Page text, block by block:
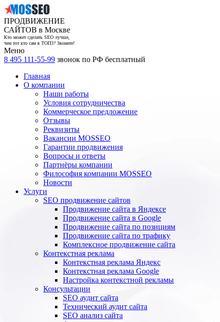
ПРОДВИЖЕНИЕ
САЙТОВ в Москве
Кто может сделать SEO лучше,
чем тот кто сам в ТОП3? Звоните!
Меню
8 495 111-55-99 звонок по РФ бесплатный
Главная
О компании
Наши работы
Условия сотрудничества
Коммерческое предложение
Отзывы
Реквизиты
Вакансии MOSSEO
Гарантии продвижения
Вопросы и ответы
Партнёры компании
Философия компании MOSSEO
Новости
Услуги
SEO продвижение сайтов
Продвижение сайта в Яндексе
Продвижение сайта в Google
Продвижение сайта по позициям
Продвижение сайта по трафику
Комплексное продвижение сайта
Контекстная реклама
Контекстная реклама Яндекс
Контекстная реклама Google
Настройка контекстной рекламы
Консультации
SEO аудит сайта
Технический аудит сайта
SEO анализ сайта